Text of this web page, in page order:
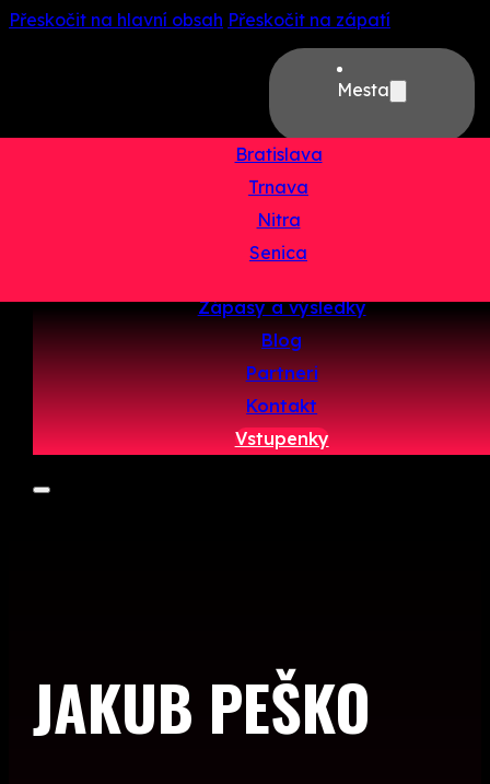
Přeskočit na hlavní obsah Přeskočit na zápatí
Mesta
Bratislava
Trnava
Nitra
Senica
Domov
O projekte
Zápasy a výsledky
Blog
Partneri
Kontakt
Vstupenky
JAKUB PEŠKO